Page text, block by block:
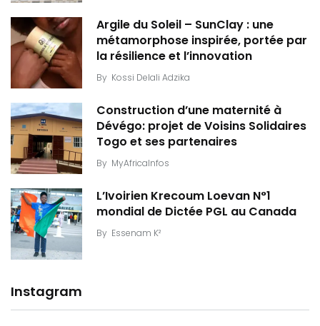
Argile du Soleil – SunClay : une
métamorphose inspirée, portée par
la résilience et l’innovation
By Kossi Delali Adzika
Construction d’une maternité à
Dévégo: projet de Voisins Solidaires
Togo et ses partenaires
By MyAfricaInfos
L’Ivoirien Krecoum Loevan N°1
mondial de Dictée PGL au Canada
By Essenam K²
Instagram